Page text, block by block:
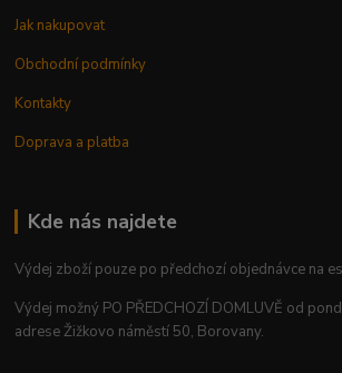
Jak nakupovat
Obchodní podmínky
Kontakty
Doprava a platba
Kde nás najdete
Výdej zboží pouze po předchozí objednávce na
Výdej možný PO PŘEDCHOZÍ DOMLUVĚ od
adrese Žižkovo náměstí 50, Borovany.